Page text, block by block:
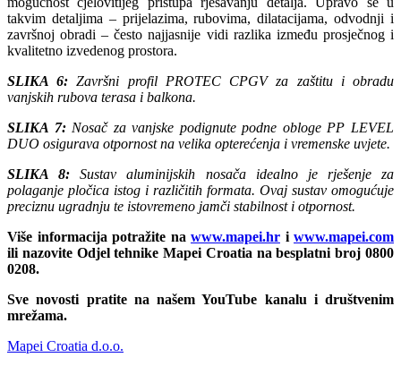
takvim detaljima – prijelazima, rubovima, dilatacijama, odvodnji i
završnoj obradi – često najjasnije vidi razlika između prosječnog i
kvalitetno izvedenog prostora.
SLIKA 6: Završni profil PROTEC CPGV za zaštitu i obradu
vanjskih rubova terasa i balkona.
SLIKA 7:Nosač za vanjske podignute podne obloge PP LEVEL
DUO osigurava otpornost na velika opterećenja i vremenske uvjete.
SLIKA 8: Sustav aluminijskih nosača idealno je rješenje za
polaganje pločica istog i različitih formata. Ovaj sustav omogućuje
preciznu ugradnju te istovremeno jamči stabilnost i otpornost.
Više informacija potražite na www.mapei.hr i www.mapei.com
ili nazovite Odjel tehnike Mapei Croatia na besplatni broj 0800
0208.
Sve novosti pratite na našem YouTube kanalu i društvenim
mrežama.
Mapei Croatia d.o.o.